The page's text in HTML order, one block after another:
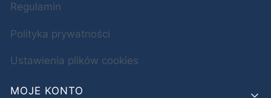
Regulamin
Polityka prywatności
Ustawienia plików cookies
MOJE KONTO